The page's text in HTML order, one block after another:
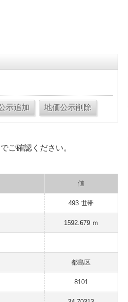
でご確認ください。
値
493 世帯
1592.679 ｍ
都島区
8101